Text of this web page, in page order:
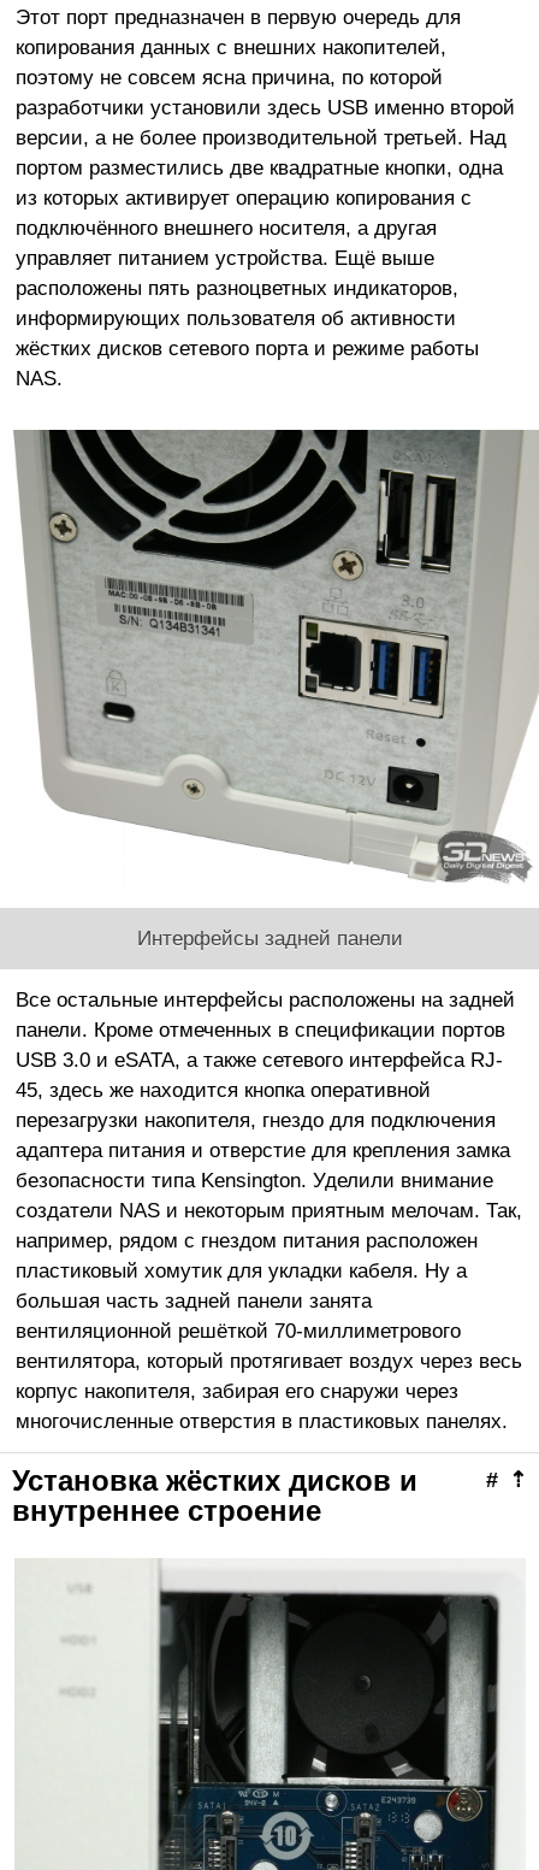
Этот порт предназначен в первую очередь для
копирования данных с внешних накопителей,
поэтому не совсем ясна причина, по которой
разработчики установили здесь USB именно второй
версии, а не более производительной третьей. Над
портом разместились две квадратные кнопки, одна
из которых активирует операцию копирования с
подключённого внешнего носителя, а другая
управляет питанием устройства. Ещё выше
расположены пять разноцветных индикаторов,
информирующих пользователя об активности
жёстких дисков сетевого порта и режиме работы
NAS.
Интерфейсы задней панели
Все остальные интерфейсы расположены на задней
панели. Кроме отмеченных в спецификации портов
USB 3.0 и eSATA, а также сетевого интерфейса RJ-
45, здесь же находится кнопка оперативной
перезагрузки накопителя, гнездо для подключения
адаптера питания и отверстие для крепления замка
безопасности типа Kensington. Уделили внимание
создатели NAS и некоторым приятным мелочам. Так,
например, рядом с гнездом питания расположен
пластиковый хомутик для укладки кабеля. Ну а
большая часть задней панели занята
вентиляционной решёткой 70-миллиметрового
вентилятора, который протягивает воздух через весь
корпус накопителя, забирая его снаружи через
многочисленные отверстия в пластиковых панелях.
⇡
#
Установка жёстких дисков и
внутреннее строение